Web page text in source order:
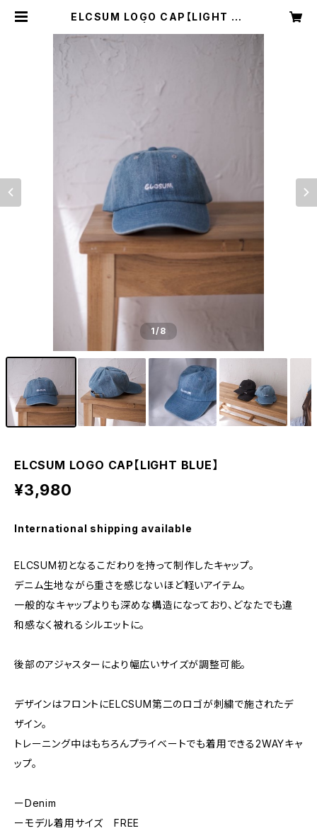
ELCSUM LOGO CAP【LIGHT BL
1/8
ELCSUM LOGO CAP【LIGHT BLUE】
¥3,980
International shipping available
ELCSUM初となるこだわりを持って制作したキャップ。
デニム生地ながら重さを感じないほど軽いアイテム。
一般的なキャップよりも深めな構造になっており、どなたでも違
和感なく被れるシルエットに。
後部のアジャスターにより幅広いサイズが調整可能。
デザインはフロントにELCSUM第二のロゴが刺繍で施されたデ
ザイン。
トレーニング中はもちろんプライベートでも着用できる2WAYキャ
ップ。
ーDenim
ーモデル着用サイズ FREE